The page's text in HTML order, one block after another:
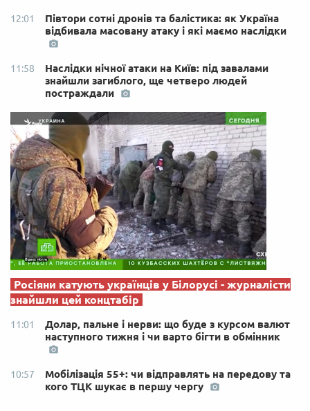
12:01
Півтори сотні дронів та балістика: як Україна
відбивала масовану атаку і які маємо наслідки
11:58
Наслідки нічної атаки на Київ: під завалами
знайшли загиблого, ще четверо людей
постраждали
Росіяни катують українців у Білорусі - журналісти
знайшли цей концтабір
11:01
Долар, пальне і нерви: що буде з курсом валют
наступного тижня і чи варто бігти в обмінник
10:57
Мобілізація 55+: чи відправлять на передову та
кого ТЦК шукає в першу чергу